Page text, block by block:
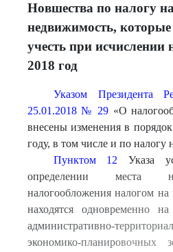
Новшества по налогу на
недвижимость, которые
учесть при исчислении
2018 год
Указом Президента
25.01.2018 № 29 «О
внесены изменения в
году, в том числе и по налогу
Пунктом 12 Указа
определении места
налогообложения налогом
находятся одновременно
административно-
экономико-